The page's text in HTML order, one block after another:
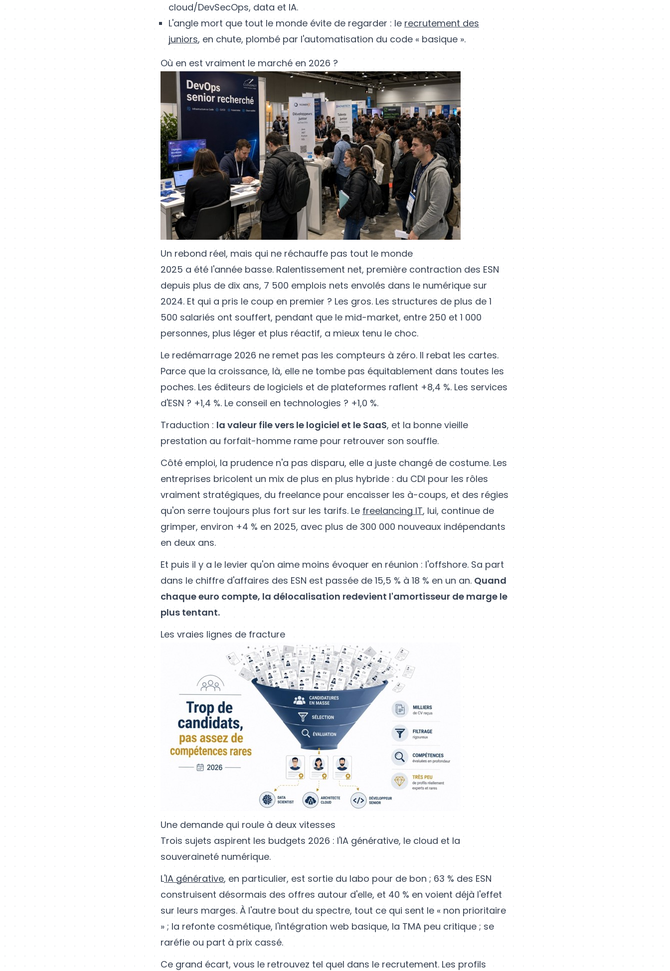
cloud/DevSecOps, data et IA.
L'angle mort que tout le monde évite de regarder : le recrutement des
juniors, en chute, plombé par l'automatisation du code « basique ».
Où en est vraiment le marché en 2026 ?
Un rebond réel, mais qui ne réchauffe pas tout le monde
2025 a été l'année basse. Ralentissement net, première contraction des ESN
depuis plus de dix ans, 7 500 emplois nets envolés dans le numérique sur
2024. Et qui a pris le coup en premier ? Les gros. Les structures de plus de 1
500 salariés ont souffert, pendant que le mid-market, entre 250 et 1 000
personnes, plus léger et plus réactif, a mieux tenu le choc.
Le redémarrage 2026 ne remet pas les compteurs à zéro. Il rebat les cartes.
Parce que la croissance, là, elle ne tombe pas équitablement dans toutes les
poches. Les éditeurs de logiciels et de plateformes raflent +8,4 %. Les services
d'ESN ? +1,4 %. Le conseil en technologies ? +1,0 %.
Traduction : la valeur file vers le logiciel et le SaaS, et la bonne vieille
prestation au forfait-homme rame pour retrouver son souffle.
Côté emploi, la prudence n'a pas disparu, elle a juste changé de costume. Les
entreprises bricolent un mix de plus en plus hybride : du CDI pour les rôles
vraiment stratégiques, du freelance pour encaisser les à-coups, et des régies
qu'on serre toujours plus fort sur les tarifs. Le freelancing IT, lui, continue de
grimper, environ +4 % en 2025, avec plus de 300 000 nouveaux indépendants
en deux ans.
Et puis il y a le levier qu'on aime moins évoquer en réunion : l'offshore. Sa part
dans le chiffre d'affaires des ESN est passée de 15,5 % à 18 % en un an. Quand
chaque euro compte, la délocalisation redevient l'amortisseur de marge le
plus tentant.
Les vraies lignes de fracture
Une demande qui roule à deux vitesses
Trois sujets aspirent les budgets 2026 : l'IA générative, le cloud et la
souveraineté numérique.
L'IA générative, en particulier, est sortie du labo pour de bon ; 63 % des ESN
construisent désormais des offres autour d'elle, et 40 % en voient déjà l'effet
sur leurs marges. À l'autre bout du spectre, tout ce qui sent le « non prioritaire
» ; la refonte cosmétique, l'intégration web basique, la TMA peu critique ; se
raréfie ou part à prix cassé.
Ce grand écart, vous le retrouvez tel quel dans le recrutement. Les profils